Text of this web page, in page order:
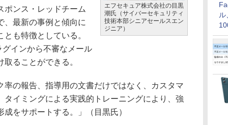
価
エフセキュア株式会社の目黒
潮氏（サイバーセキュリティ
技術本部シニアセールスエン
ジニア）
ンス・レッドチーム
、最新の事例と傾向に
も特徴としている。
インから不審なメール
ることができる。
の報告、指導用の文書だけではなく、カスタマ
タイミングによる実践的トレーニングにより、強
をサポートする。」（目黒氏）